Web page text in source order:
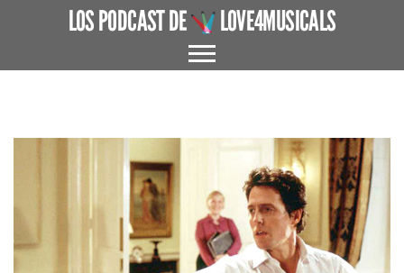
LOS PODCAST DE LOVE4MUSICALS
CUÉNTAME UN MUSICAL
EL MUSICAL EN ESPAÑA
ENTREVISTAS
GRANDES AUTORES